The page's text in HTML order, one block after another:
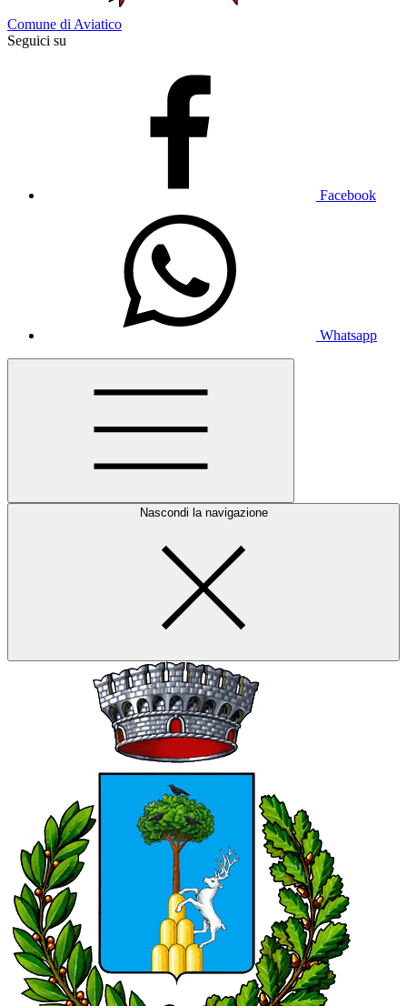
Comune di Aviatico
Seguici su
Facebook
Whatsapp
Nascondi la navigazione